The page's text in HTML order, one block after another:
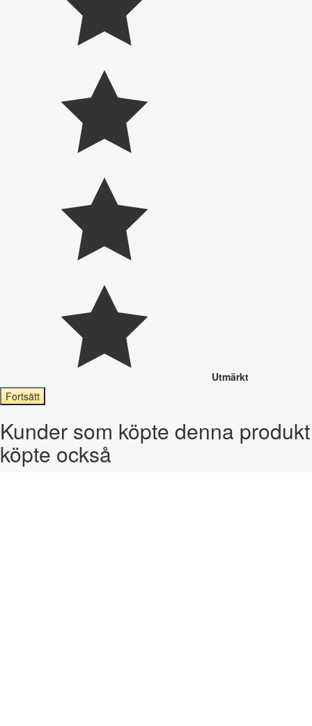
Utmärkt
Fortsätt
Kunder som köpte denna produkt
köpte också